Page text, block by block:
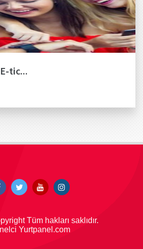
tic...
Tüm hakları saklıdır.
Yurtpanel.com